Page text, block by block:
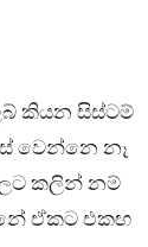
කියන සිස්ටම්
වෙන්නෙ නෑ
කලින් නම්
ඒකට එකඟ